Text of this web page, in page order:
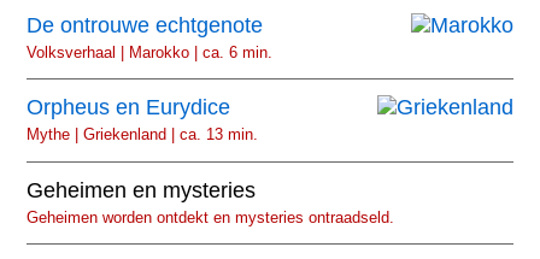
De ontrouwe echtgenote
Volksverhaal | Marokko | ca. 6 min.
Orpheus en Eurydice
Mythe | Griekenland | ca. 13 min.
Geheimen en mysteries
Geheimen worden ontdekt en mysteries ontraadseld.